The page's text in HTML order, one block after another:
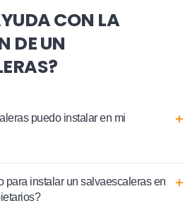
CON LA
DE UN
puedo instalar en mi
para instalar un salvaescaleras en